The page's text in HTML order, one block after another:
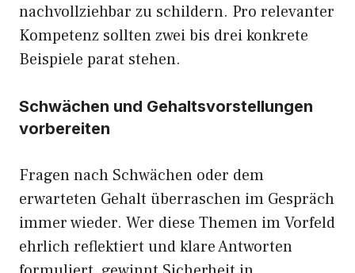
nachvollziehbar zu schildern. Pro relevanter
Kompetenz sollten zwei bis drei konkrete
Beispiele parat stehen.
Schwächen und Gehaltsvorstellungen
vorbereiten
Fragen nach Schwächen oder dem
erwarteten Gehalt überraschen im Gespräch
immer wieder. Wer diese Themen im Vorfeld
ehrlich reflektiert und klare Antworten